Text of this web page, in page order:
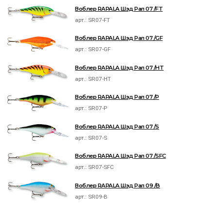
Воблер RAPALA Шэд Рап 07 /FT
арт.: SR07-FT
Воблер RAPALA Шэд Рап 07 /GF
арт.: SR07-GF
Воблер RAPALA Шэд Рап 07 /HT
арт.: SR07-HT
Воблер RAPALA Шэд Рап 07 /P
арт.: SR07-P
Воблер RAPALA Шэд Рап 07 /S
арт.: SR07-S
Воблер RAPALA Шэд Рап 07 /SFC
арт.: SR07-SFC
Воблер RAPALA Шэд Рап 09 /B
арт.: SR09-B